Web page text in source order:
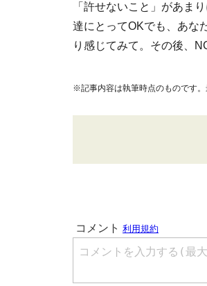
「許せないこと」があま
達にとってOKでも、あな
り感じてみて。その後、
※記事内容は執筆時点のものです。